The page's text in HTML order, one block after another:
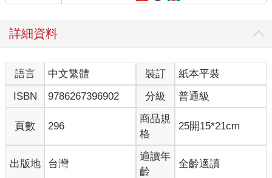
詳細資料
語言 中文繁體 裝訂
紙本平裝
ISBN
9786267396902 分級 普通級
頁數 296
商品規
格
25開15*21cm
出版地 台灣
適讀年
齡
全齡適讀